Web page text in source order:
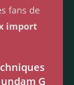
fans de
import
G